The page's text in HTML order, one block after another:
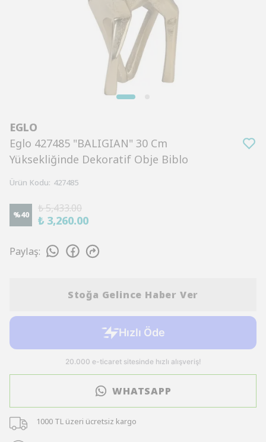
EGLO
Eglo 427485 "BALIGIAN" 30 Cm
Yüksekliğinde Dekoratif Obje Biblo
Ürün Kodu: 427485
%40
₺ 5,433.00
₺ 3,260.00
Paylaş:
Stoğa Gelince Haber Ver
WHATSAPP
1000 TL üzeri ücretsiz kargo